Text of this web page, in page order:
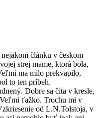
článku v českom
strej mame, ktorá bola,
ma milo prekvapilo,
to ten príbeh.
Dobre sa číta v kresle,
ťažko. Trochu mi v
od L.N.Tolstoja, v